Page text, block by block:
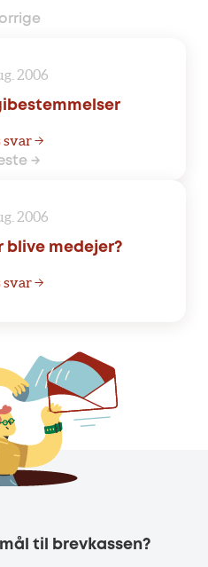
2006
svar →
→
2006
blive medejer?
svar →
til brevkassen?